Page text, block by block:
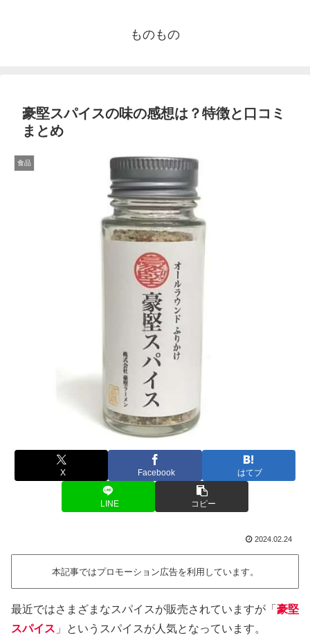
ものもの
豪堅スパイスの味の感想は？特徴と口コミ
まとめ
食品
X Facebook はてブ
LINE コピー
2024.02.24
本記事ではプロモーション広告を利用しています。
最近ではさまざまなスパイスが販売されていますが「 豪堅
スパイス 」というスパイスが人気となっています。